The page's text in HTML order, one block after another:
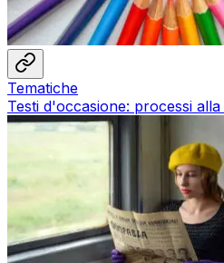
Tematiche
Testi d'occasione: processi